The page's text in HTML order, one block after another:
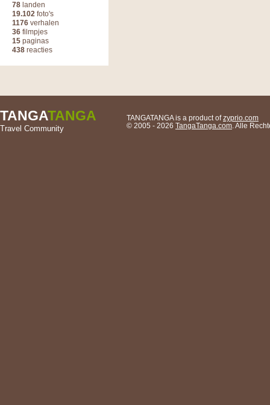
78 landen
19.102 foto's
1176 verhalen
36 filmpjes
15 paginas
438 reacties
TANGATANGA
Travel Community
TANGATANGA is a product ofzyprio.com
© 2005 - 2026 TangaTanga.com . Alle